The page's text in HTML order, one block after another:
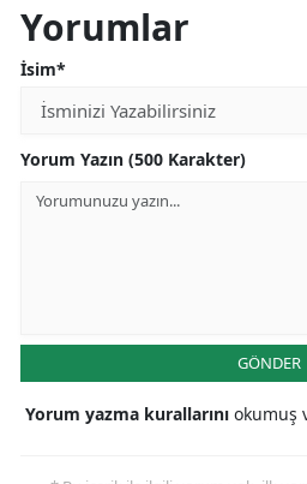
Yorumlar
İsim*
Yorum Yazın (500 Karakter)
GÖNDER
Yorum yazma kurallarını okumuş